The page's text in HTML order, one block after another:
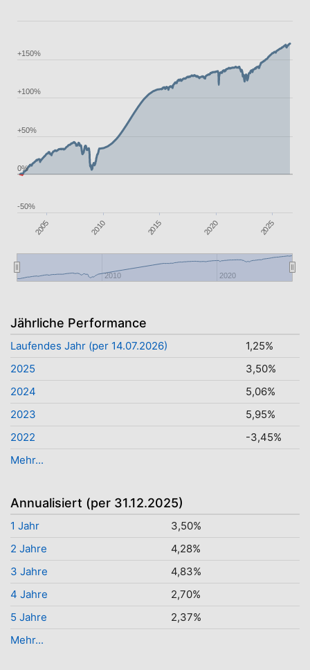
2005 2010 2015 2020 2025
2010 2020
-50%
0%
+50%
+100%
+150%
Jährliche Performance
Laufendes Jahr (per 14.07.2026)
1,25%
2025
3,50%
2024
5,06%
2023
5,95%
2022
-3,45%
Mehr...
Annualisiert (per 31.12.2025)
1 Jahr
3,50%
2 Jahre
4,28%
3 Jahre
4,83%
4 Jahre
2,70%
5 Jahre
2,37%
Mehr...